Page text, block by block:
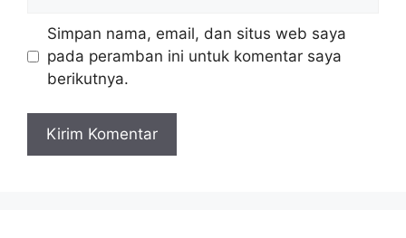
Simpan nama, email, dan situs web saya
pada peramban ini untuk komentar saya
berikutnya.